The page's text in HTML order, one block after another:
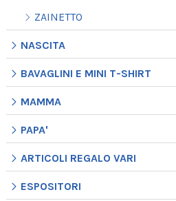
ZAINETTO
NASCITA
BAVAGLINI E MINI T-SHIRT
MAMMA
PAPA'
ARTICOLI REGALO VARI
ESPOSITORI